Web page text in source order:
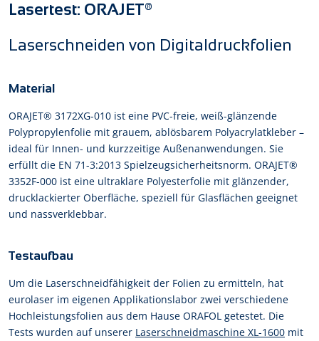
Lasertest: ORAJET®
Laserschneiden von Digitaldruckfolien
Material
ORAJET® 3172XG-010 ist eine PVC-freie, weiß-glänzende
Polypropylenfolie mit grauem, ablösbarem Polyacrylatkleber –
ideal für Innen- und kurzzeitige Außenanwendungen. Sie
erfüllt die EN 71-3:2013 Spielzeugsicherheitsnorm. ORAJET®
3352F-000 ist eine ultraklare Polyesterfolie mit glänzender,
drucklackierter Oberfläche, speziell für Glasflächen geeignet
und nassverklebbar.
Testaufbau
Um die Laserschneidfähigkeit der Folien zu ermitteln, hat
eurolaser im eigenen Applikationslabor zwei verschiedene
Hochleistungsfolien aus dem Hause ORAFOL getestet. Die
Tests wurden auf unserer Laserschneidmaschine XL-1600 mit